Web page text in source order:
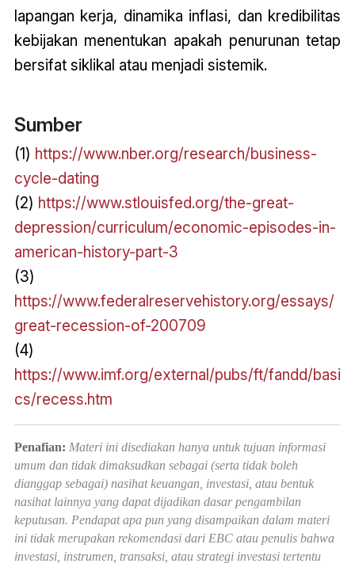
lapangan kerja, dinamika inflasi, dan kredibilitas
kebijakan menentukan apakah penurunan tetap
bersifat siklikal atau menjadi sistemik.
Sumber
(1) https://www.nber.org/research/business-
cycle-dating
(2) https://www.stlouisfed.org/the-great-
depression/curriculum/economic-episodes-in-
american-history-part-3
(3)
https://www.federalreservehistory.org/essays/
great-recession-of-200709
(4)
https://www.imf.org/external/pubs/ft/fandd/basi
cs/recess.htm
Penafian: Materi ini disediakan hanya untuk tujuan informasi
umum dan tidak dimaksudkan sebagai (serta tidak boleh
dianggap sebagai) nasihat keuangan, investasi, atau bentuk
nasihat lainnya yang dapat dijadikan dasar pengambilan
keputusan. Pendapat apa pun yang disampaikan dalam materi
ini tidak merupakan rekomendasi dari EBC atau penulis bahwa
investasi, instrumen, transaksi, atau strategi investasi tertentu